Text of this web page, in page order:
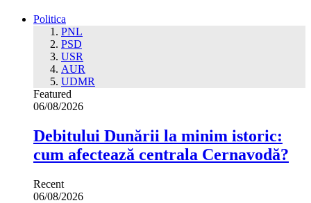
Politica
PNL
PSD
USR
AUR
UDMR
Featured
06/08/2026
Debitului Dunării la minim istoric:
cum afectează centrala Cernavodă?
Recent
06/08/2026